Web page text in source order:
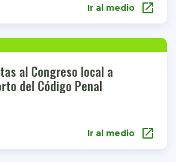
Ir al medio open_in_new
al Congreso local a
del Código Penal
Ir al medio open_in_new